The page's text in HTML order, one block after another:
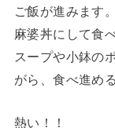
ご飯が進みます。
麻婆丼にして食
スープや小鉢の
がら、食べ進め
熱い！！